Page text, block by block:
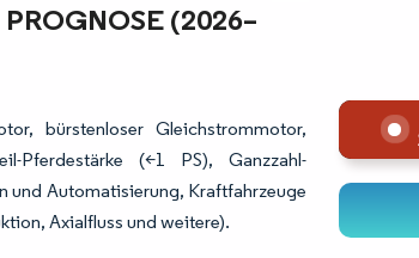
(2026–2
bürstenloser Gleichstrommotor,
Pferdestärke (<1 PS), Ganzzahl-
und Automatisierung, Kraftfahrzeuge
Axialfluss und weitere).